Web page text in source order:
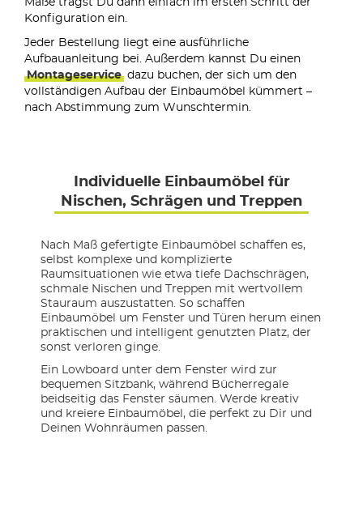
Maße trägst Du dann einfach im ersten Schritt der
Konfiguration ein.
Jeder Bestellung liegt eine ausführliche
Aufbauanleitung bei. Außerdem kannst Du einen
Montageservice dazu buchen, der sich um den
vollständigen Aufbau der Einbaumöbel kümmert –
nach Abstimmung zum Wunschtermin.
Individuelle Einbaumöbel für
Nischen, Schrägen und Treppen
Nach Maß gefertigte Einbaumöbel schaffen es,
selbst komplexe und komplizierte
Raumsituationen wie etwa tiefe Dachschrägen,
schmale Nischen und Treppen mit wertvollem
Stauraum auszustatten. So schaffen
Einbaumöbel um Fenster und Türen herum einen
praktischen und intelligent genutzten Platz, der
sonst verloren ginge.
Ein Lowboard unter dem Fenster wird zur
bequemen Sitzbank, während Bücherregale
beidseitig das Fenster säumen. Werde kreativ
und kreiere Einbaumöbel, die perfekt zu Dir und
Deinen Wohnräumen passen.